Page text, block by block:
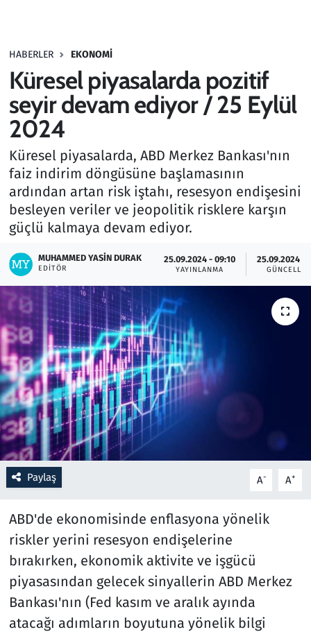
HABERLER EKONOMI
Küresel piyasalarda pozitif
seyir devam ediyor / 25 Eylül
2024
Küresel piyasalarda, ABD Merkez Bankası'nın
faiz indirim döngüsüne başlamasının
ardından artan risk iştahı, resesyon endişesini
besleyen veriler ve jeopolitik risklere karşın
güçlü kalmaya devam ediyor.
MUHAMMED YASIN DURAK
EDITÖR
25.09.2024 - 09:10
YAYINLANMA
25.09.2024 -
Paylaş A- A+
ABD'de ekonomisinde enflasyona yönelik
riskler yerini resesyon endişelerine
bırakırken, ekonomik aktivite ve işgücü
piyasasından gelecek sinyallerin ABD Merkez
Bankası'nın (Fed kasım ve aralık ayında
atacağı adımların boyutuna yönelik bilgi
Haber
Kültür Sanat
Kurumsal Haberler
Lezzet Durağı
Memur ve Kamu
Otomobil
Oyun
Ramazan
Resmi İlanlar
Rüya Tabirleri
Sağlık
Savunma Sanayi
Seçim 2023
Spor
Teknoloji ve Bilim
Televizyon